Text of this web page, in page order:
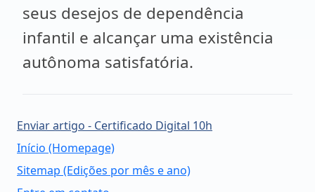
seus desejos de dependência
infantil e alcançar uma existência
autônoma satisfatória.
Enviar artigo - Certificado Digital 10h
Início (Homepage)
Sitemap (Edições por mês e ano)